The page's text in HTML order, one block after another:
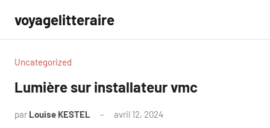
contenu
voyagelitteraire
Uncategorized
Lumière sur installateur vmc
par Louise KESTEL avril 12, 2024